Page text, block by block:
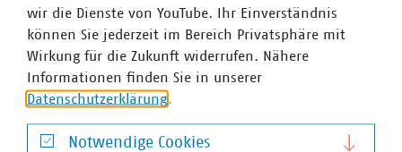
wir die Dienste von YouTube. Ihr Einverständnis
können Sie jederzeit im Bereich Privatsphäre mit
Wirkung für die Zukunft widerrufen. Nähere
Informationen finden Sie in unserer
Datenschutzerklärung.
Notwendige Cookies